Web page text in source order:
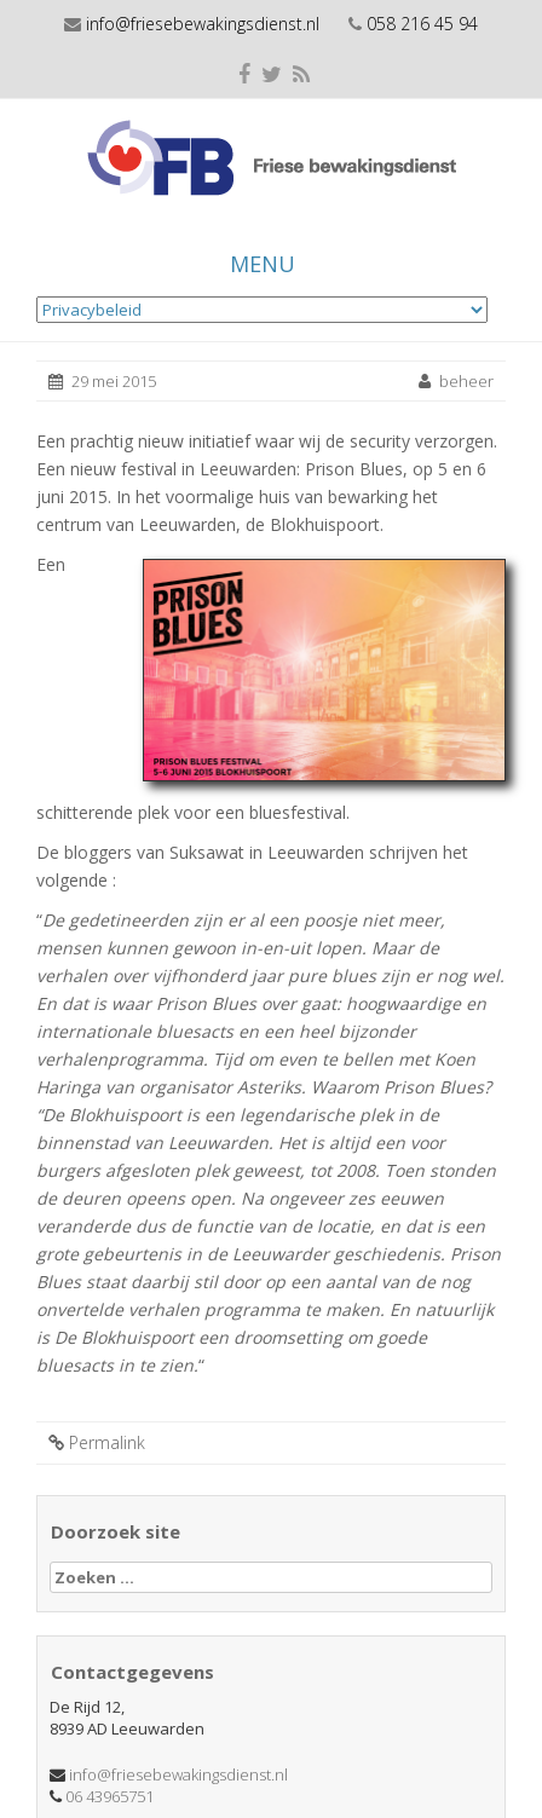
info@friesebewakingsdienst.nl 058 216 45 94
MENU
to
content
29 mei 2015 beheer
Een prachtig nieuw initiatief waar wij de security verzorgen.
Een nieuw festival in Leeuwarden: Prison Blues, op 5 en 6
juni 2015. In het voormalige huis van bewarking het
centrum van Leeuwarden, de Blokhuispoort.
Een
schitterende plek voor een bluesfestival.
De bloggers van Suksawat in Leeuwarden schrijven het
volgende :
“De gedetineerden zijn er al een poosje niet meer,
mensen kunnen gewoon in-en-uit lopen. Maar de
verhalen over vijfhonderd jaar pure blues zijn er nog wel.
En dat is waar Prison Blues over gaat: hoogwaardige en
internationale bluesacts en een heel bijzonder
verhalenprogramma. Tijd om even te bellen met Koen
Haringa van organisator Asteriks. Waarom Prison Blues?
“De Blokhuispoort is een legendarische plek in de
binnenstad van Leeuwarden. Het is altijd een voor
burgers afgesloten plek geweest, tot 2008. Toen stonden
de deuren opeens open. Na ongeveer zes eeuwen
veranderde dus de functie van de locatie, en dat is een
grote gebeurtenis in de Leeuwarder geschiedenis. Prison
Blues staat daarbij stil door op een aantal van de nog
onvertelde verhalen programma te maken. En natuurlijk
is De Blokhuispoort een droomsetting om goede
bluesacts in te zien.“
Permalink
Doorzoek site
Zoeken
naar:
Contactgegevens
De Rijd 12,
8939 AD Leeuwarden
info@friesebewakingsdienst.nl
06 43965751